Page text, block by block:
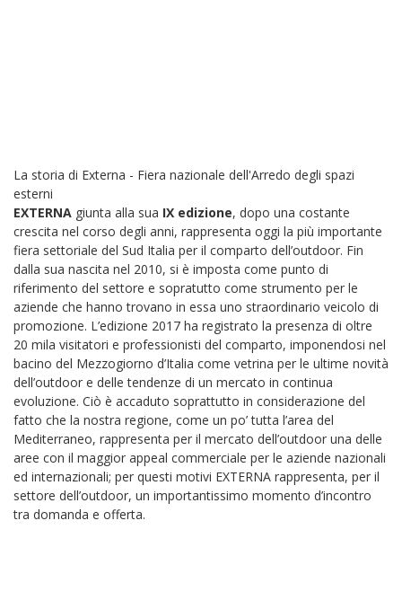
La storia di Externa - Fiera nazionale dell'Arredo degli spazi
esterni
EXTERNA giunta alla sua IX edizione, dopo una costante
crescita nel corso degli anni, rappresenta oggi la più importante
fiera settoriale del Sud Italia per il comparto dell’outdoor. Fin
dalla sua nascita nel 2010, si è imposta come punto di
riferimento del settore e sopratutto come strumento per le
aziende che hanno trovano in essa uno straordinario veicolo di
promozione. L’edizione 2017 ha registrato la presenza di oltre
20 mila visitatori e professionisti del comparto, imponendosi nel
bacino del Mezzogiorno d’Italia come vetrina per le ultime novità
dell’outdoor e delle tendenze di un mercato in continua
evoluzione. Ciò è accaduto soprattutto in considerazione del
fatto che la nostra regione, come un po’ tutta l’area del
Mediterraneo, rappresenta per il mercato dell’outdoor una delle
aree con il maggior appeal commerciale per le aziende nazionali
ed internazionali; per questi motivi EXTERNA rappresenta, per il
settore dell’outdoor, un importantissimo momento d’incontro
tra domanda e offerta.